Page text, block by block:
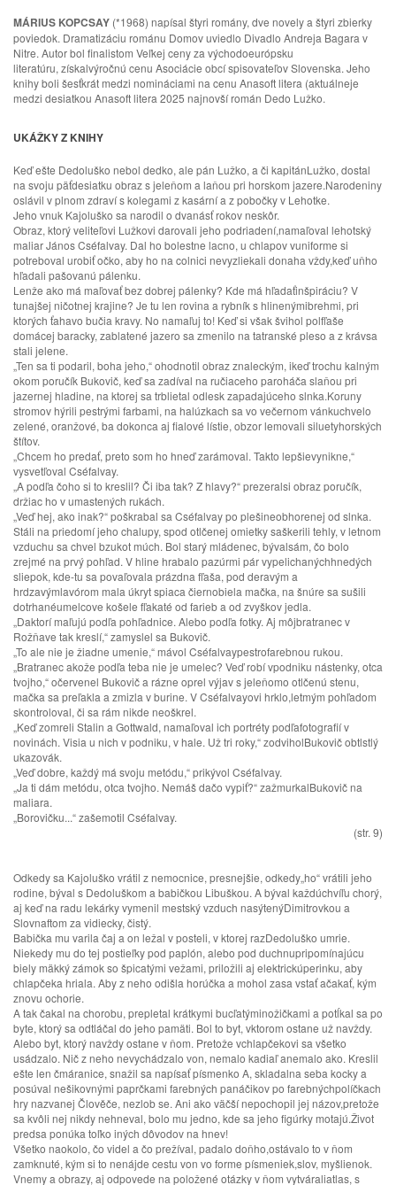
MÁRIUS KOPCSAY (*1968) napísal štyri romány, dve novely a štyri zbierky
poviedok. Dramatizáciu románu Domov uviedlo Divadlo Andreja Bagara v
Nitre. Autor bol finalistom Veľkej ceny za východoeurópsku
literatúru, získalvýročnú cenu Asociácie obcí spisovateľov Slovenska. Jeho
knihy boli šesťkrát medzi nomináciami na cenu Anasoft litera (aktuálneje
medzi desiatkou Anasoft litera 2025 najnovší román Dedo Lužko.
UKÁŽKY Z KNIHY
Keď ešte Dedoluško nebol dedko, ale pán Lužko, a či kapitánLužko, dostal
na svoju päťdesiatku obraz s jeleňom a laňou pri horskom jazere.Narodeniny
oslávil v plnom zdraví s kolegami z kasární a z pobočky v Lehotke.
Jeho vnuk Kajoluško sa narodil o dvanásť rokov neskôr.
Obraz, ktorý veliteľovi Lužkovi darovali jeho podriadení,namaľoval lehotský
maliar János Cséfalvay. Dal ho bolestne lacno, u chlapov vuniforme si
potreboval urobiť očko, aby ho na colnici nevyzliekali donaha vždy,keď uňho
hľadali pašovanú pálenku.
Lenže ako má maľovať bez dobrej pálenky? Kde má hľadaťinšpiráciu? V
tunajšej ničotnej krajine? Je tu len rovina a rybník s hlinenýmibrehmi, pri
ktorých ťahavo bučia kravy. No namaľuj to! Keď si však švihol polfľaše
domácej baracky, zablatené jazero sa zmenilo na tatranské pleso a z krávsa
stali jelene.
„Ten sa ti podaril, boha jeho,“ ohodnotil obraz znaleckým, ikeď trochu kalným
okom poručík Bukovič, keď sa zadíval na ručiaceho paroháča slaňou pri
jazernej hladine, na ktorej sa trblietal odlesk zapadajúceho slnka.Koruny
stromov hýrili pestrými farbami, na halúzkach sa vo večernom vánkuchvelo
zelené, oranžové, ba dokonca aj fialové lístie, obzor lemovali siluetyhorských
štítov.
„Chcem ho predať, preto som ho hneď zarámoval. Takto lepšievynikne,“
vysvetľoval Cséfalvay.
„A podľa čoho si to kreslil? Či iba tak? Z hlavy?“ prezeralsi obraz poručík,
držiac ho v umastených rukách.
„Veď hej, ako inak?“ poškrabal sa Cséfalvay po plešineobhorenej od slnka.
Stáli na priedomí jeho chalupy, spod otlčenej omietky saškerili tehly, v letnom
vzduchu sa chvel bzukot múch. Bol starý mládenec, bývalsám, čo bolo
zrejmé na prvý pohľad. V hline hrabalo pazúrmi pár vypelichanýchhnedých
sliepok, kde-tu sa povaľovala prázdna fľaša, pod deravým a
hrdzavýmlavórom mala úkryt spiaca čiernobiela mačka, na šnúre sa sušili
dotrhanéumelcove košele fľakaté od farieb a od zvyškov jedla.
„Daktorí maľujú podľa pohľadnice. Alebo podľa fotky. Aj môjbratranec v
Rožňave tak kreslí,“ zamyslel sa Bukovič.
„To ale nie je žiadne umenie,“ mávol Cséfalvaypestrofarebnou rukou.
„Bratranec akože podľa teba nie je umelec? Veď robí vpodniku nástenky, otca
tvojho,“ očervenel Bukovič a rázne oprel výjav s jeleňomo otlčenú stenu,
mačka sa preľakla a zmizla v burine. V Cséfalvayovi hrklo,letmým pohľadom
skontroloval, či sa rám nikde neoškrel.
„Keď zomreli Stalin a Gottwald, namaľoval ich portréty podľafotografií v
novinách. Visia u nich v podniku, v hale. Už tri roky,“ zodviholBukovič obtlstlý
ukazovák.
„Veď dobre, každý má svoju metódu,“ prikývol Cséfalvay.
„Ja ti dám metódu, otca tvojho. Nemáš dačo vypiť?“ zažmurkalBukovič na
maliara.
„Borovičku...“ zašemotil Cséfalvay.
(str. 9)
Odkedy sa Kajoluško vrátil z nemocnice, presnejšie, odkedy„ho“ vrátili jeho
rodine, býval s Dedoluškom a babičkou Libuškou. A býval každúchvíľu chorý,
aj keď na radu lekárky vymenil mestský vzduch nasýtenýDimitrovkou a
Slovnaftom za vidiecky, čistý.
Babička mu varila čaj a on ležal v posteli, v ktorej razDedoluško umrie.
Niekedy mu do tej postieľky pod paplón, alebo pod duchnupripomínajúcu
biely mäkký zámok so špicatými vežami, priložili aj elektrickúperinku, aby
chlapčeka hriala. Aby z neho odišla horúčka a mohol zasa vstať ačakať, kým
znovu ochorie.
A tak čakal na chorobu, prepletal krátkymi bucľatýminožičkami a potĺkal sa po
byte, ktorý sa odtláčal do jeho pamäti. Bol to byt, vktorom ostane už navždy.
Alebo byt, ktorý navždy ostane v ňom. Pretože vchlapčekovi sa všetko
usádzalo. Nič z neho nevychádzalo von, nemalo kadiaľ anemalo ako. Kreslil
ešte len čmáranice, snažil sa napísať písmenko A, skladalna seba kocky a
posúval nešikovnými paprčkami farebných panáčikov po farebnýchpolíčkach
hry nazvanej Člověče, nezlob se. Ani ako väčší nepochopil jej názov,pretože
sa kvôli nej nikdy nehneval, bolo mu jedno, kde sa jeho figúrky motajú.Život
predsa ponúka toľko iných dôvodov na hnev!
Všetko naokolo, čo videl a čo prežíval, padalo doňho,ostávalo to v ňom
zamknuté, kým si to nenájde cestu von vo forme písmeniek,slov, myšlienok.
Vnemy a obrazy, aj odpovede na položené otázky v ňom vytváraliatlas, s